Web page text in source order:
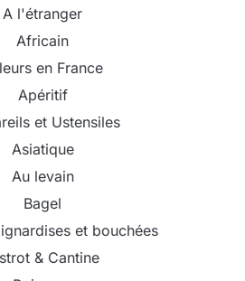
A l'étranger
Africain
en France
Apéritif
et Ustensiles
Asiatique
Au levain
Bagel
et bouchées
& Cantine